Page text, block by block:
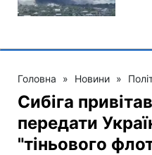
Головна » Новини »
Сибіга
передати
"тіньового